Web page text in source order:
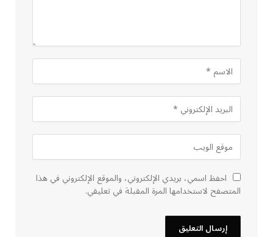
احفظ اسمي، بريدي الإلكتروني، والموقع الإلكتروني في هذا
المتصفح لاستخدامها المرة المقبلة في تعليقي.